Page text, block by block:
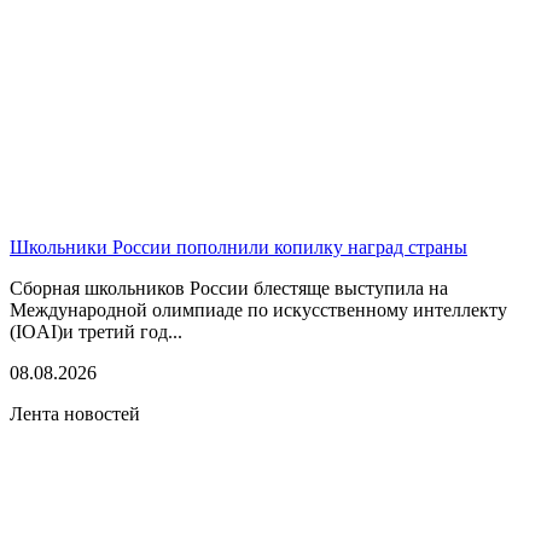
Школьники России пополнили копилку наград страны
Сборная школьников России блестяще выступила на
Международной олимпиаде по искусственному интеллекту
(IOAI)и третий год...
08.08.2026
Лента новостей